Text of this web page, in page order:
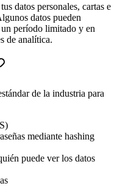
datos personales, cartas e
datos pueden
período limitado y en
de analítica.
de la industria para
mediante hashing
puede ver los datos